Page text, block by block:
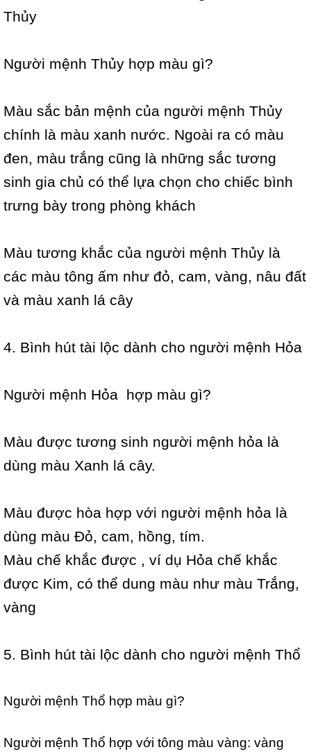
Thủy
Người mệnh Thủy hợp màu gì?
Màu sắc bản mệnh của người mệnh Thủy
chính là màu xanh nước. Ngoài ra có màu
đen, màu trắng cũng là những sắc tương
sinh gia chủ có thể lựa chọn cho chiếc bình
trưng bày trong phòng khách
Màu tương khắc của người mệnh Thủy là
các màu tông ấm như đỏ, cam, vàng, nâu đất
và màu xanh lá cây
4. Bình hút tài lộc dành cho người mệnh Hỏa
Người mệnh Hỏa hợp màu gì?
Màu được tương sinh người mệnh hỏa là
dùng màu Xanh lá cây.
Màu được hòa hợp với người mệnh hỏa là
dùng màu Đỏ, cam, hồng, tím.
Màu chế khắc được , ví dụ Hỏa chế khắc
được Kim, có thể dung màu như màu Trắng,
vàng
5. Bình hút tài lộc dành cho người mệnh Thổ
Người mệnh Thổ hợp màu gì?
Người mệnh Thổ hợp với tông màu vàng: vàng